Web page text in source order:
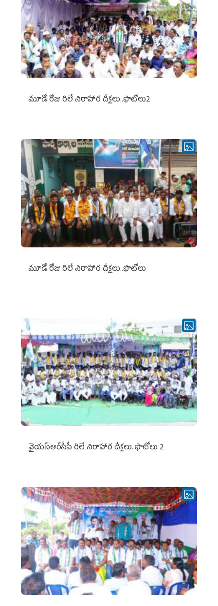
మూడో రోజు రిలే నిరాహార దీక్షలు..ఫొటోలు2
మూడో రోజు రిలే నిరాహార దీక్షలు..ఫొటోలు
వైయ‌స్ఆర్‌సీపీ రిలే నిరాహార దీక్షలు..ఫొటోలు 2